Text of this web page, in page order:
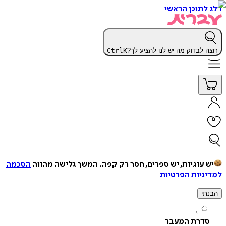
הראשי
לבדוק מה יש לנו להציע לך? CtrlK
עוגיות, יש ספרים, חסר רק קפה. המשך גלישה מהווההסכמה
הפרטיות
המעבר